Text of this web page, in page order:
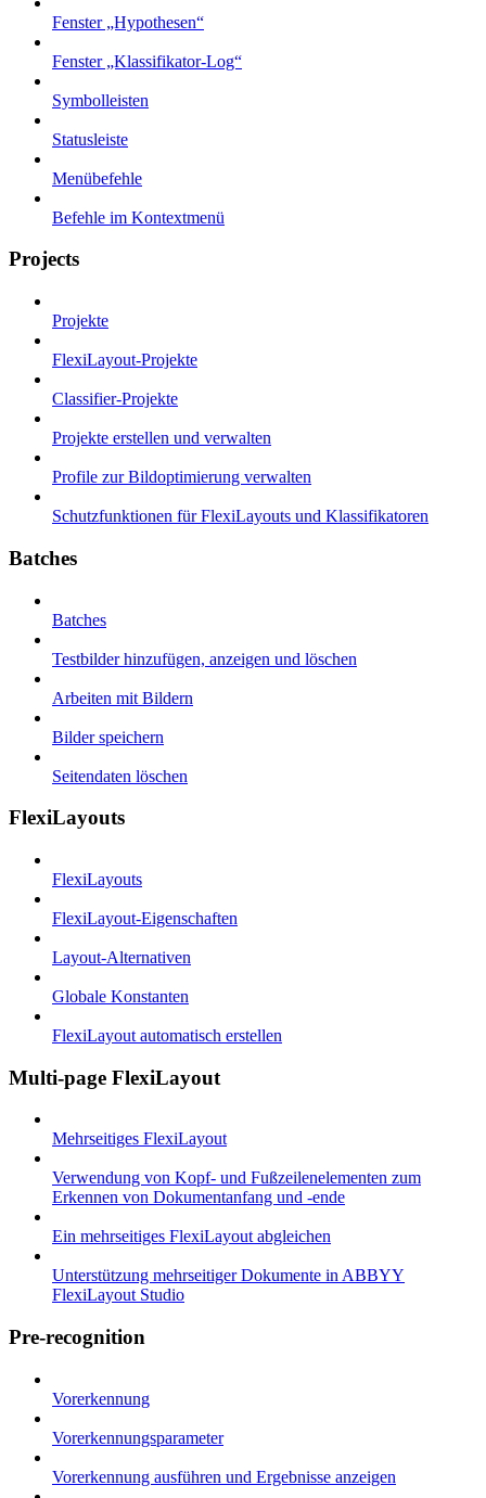
Fenster „Hypothesen“
Fenster „Klassifikator-Log“
Symbolleisten
Statusleiste
Menübefehle
Befehle im Kontextmenü
Projects
Projekte
FlexiLayout-Projekte
Classifier-Projekte
Projekte erstellen und verwalten
Profile zur Bildoptimierung verwalten
Schutzfunktionen für FlexiLayouts und Klassifikatoren
Batches
Batches
Testbilder hinzufügen, anzeigen und löschen
Arbeiten mit Bildern
Bilder speichern
Seitendaten löschen
FlexiLayouts
FlexiLayouts
FlexiLayout-Eigenschaften
Layout-Alternativen
Globale Konstanten
FlexiLayout automatisch erstellen
Multi-page FlexiLayout
Mehrseitiges FlexiLayout
Verwendung von Kopf- und Fußzeilenelementen zum
Erkennen von Dokumentanfang und -ende
Ein mehrseitiges FlexiLayout abgleichen
Unterstützung mehrseitiger Dokumente in ABBYY
FlexiLayout Studio
Pre-recognition
Vorerkennung
Vorerkennungsparameter
Vorerkennung ausführen und Ergebnisse anzeigen